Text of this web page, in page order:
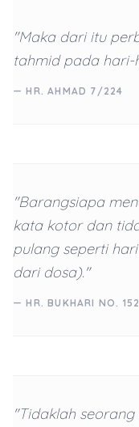
"Maka dari itu
tahmid pada hari-
— HR. AHMAD 7/224
"Barangsiapa
kata kotor dan
pulang seperti
dari dosa)."
— HR. BUKHARI NO.
"Tidaklah